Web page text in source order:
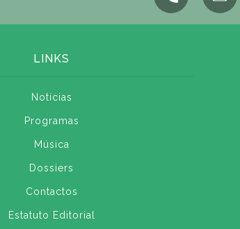
LINKS
Notícias
Programas
Música
Dossiers
Contactos
Estatuto Editorial